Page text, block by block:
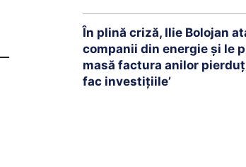
În plină criză, Ilie Bolojan
companii din energie și le
masă factura anilor
fac investițiile’